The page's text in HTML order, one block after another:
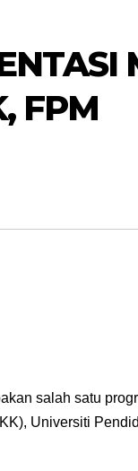
FPM
salah satu
Universiti